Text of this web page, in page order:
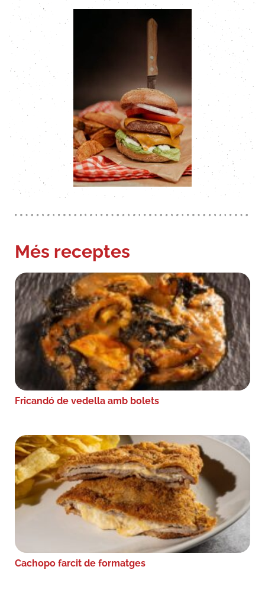
Més receptes
Fricandó de vedella amb bolets
Cachopo farcit de formatges